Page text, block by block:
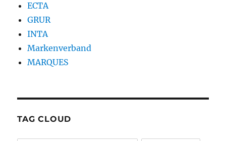
ECTA
GRUR
INTA
Markenverband
MARQUES
TAG CLOUD